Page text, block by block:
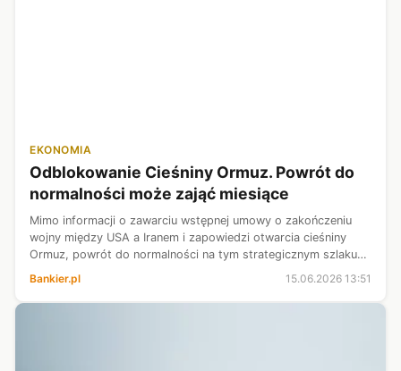
EKONOMIA
Odblokowanie Cieśniny Ormuz. Powrót do
normalności może zająć miesiące
Mimo informacji o zawarciu wstępnej umowy o zakończeniu
wojny między USA a Iranem i zapowiedzi otwarcia cieśniny
Ormuz, powrót do normalności na tym strategicznym szlaku
agencja Bloomberg, cytuj...
Bankier.pl 15.06.2026 13:51